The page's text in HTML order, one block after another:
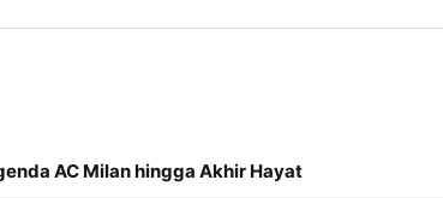
AC Milan hingga Akhir Hayat